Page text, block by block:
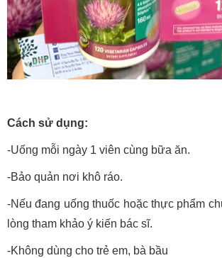
Cách sử dụng:
-Uống mỗi ngày 1 viên cùng bữa ăn.
-Bảo quản nơi khô ráo.
-Nếu đang uống thuốc hoặc thực phẩm
lòng tham khảo ý kiến bác sĩ.
-Không dùng cho trẻ em, bà bầu